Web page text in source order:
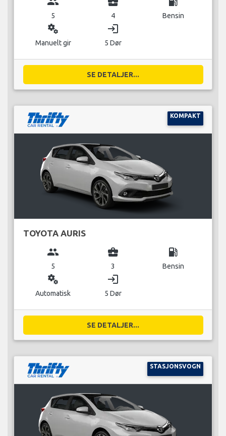
5 4 Bensin
miscellaneous_services
Manuelt gir
login
5 Dør
SE DETALJER...
KOMPAKT
TOYOTA AURIS
group
5
business_center
3
local_gas_station
Bensin
miscellaneous_services
Automatisk
login
5 Dør
SE DETALJER...
STASJONSVOGN